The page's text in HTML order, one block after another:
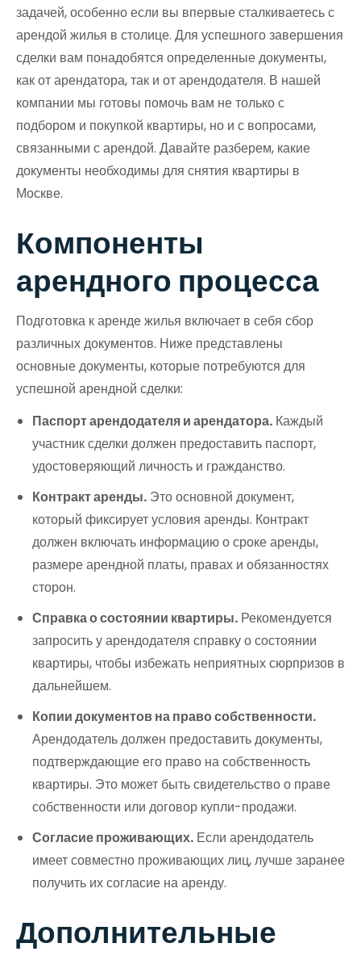
задачей, особенно если вы впервые сталкиваетесь с
арендой жилья в столице. Для успешного завершения
сделки вам понадобятся определенные документы,
как от арендатора, так и от арендодателя. В нашей
компании мы готовы помочь вам не только с
подбором и покупкой квартиры, но и с вопросами,
связанными с арендой. Давайте разберем, какие
документы необходимы для снятия квартиры в
Москве.
Компоненты
арендного процесса
Подготовка к аренде жилья включает в себя сбор
различных документов. Ниже представлены
основные документы, которые потребуются для
успешной арендной сделки:
Паспорт арендодателя и арендатора. Каждый
участник сделки должен предоставить паспорт,
удостоверяющий личность и гражданство.
Контракт аренды. Это основной документ,
который фиксирует условия аренды. Контракт
должен включать информацию о сроке аренды,
размере арендной платы, правах и обязанностях
сторон.
Справка о состоянии квартиры. Рекомендуется
запросить у арендодателя справку о состоянии
квартиры, чтобы избежать неприятных сюрпризов в
дальнейшем.
Копии документов на право собственности.
Арендодатель должен предоставить документы,
подтверждающие его право на собственность
квартиры. Это может быть свидетельство о праве
собственности или договор купли-продажи.
Согласие проживающих. Если арендодатель
имеет совместно проживающих лиц, лучше заранее
получить их согласие на аренду.
Дополнительные